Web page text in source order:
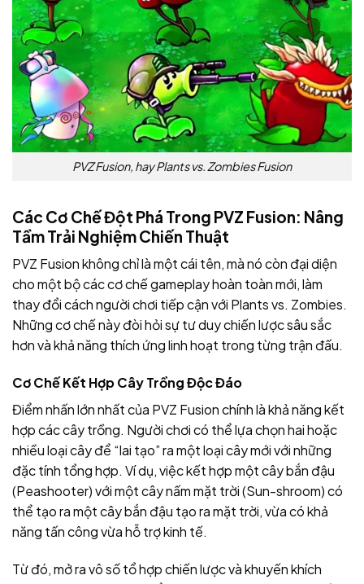
PVZ Fusion, hay Plants vs. Zombies Fusion
Các Cơ Chế Đột Phá Trong PVZ Fusion: Nâng
Tầm Trải Nghiệm Chiến Thuật
PVZ Fusion không chỉ là một cái tên, mà nó còn đại diện
cho một bộ các cơ chế gameplay hoàn toàn mới, làm
thay đổi cách người chơi tiếp cận với Plants vs. Zombies.
Những cơ chế này đòi hỏi sự tư duy chiến lược sâu sắc
hơn và khả năng thích ứng linh hoạt trong từng trận đấu.
Cơ Chế Kết Hợp Cây Trồng Độc Đáo
Điểm nhấn lớn nhất của PVZ Fusion chính là khả năng kết
hợp các cây trồng. Người chơi có thể lựa chọn hai hoặc
nhiều loại cây để “lai tạo” ra một loại cây mới với những
đặc tính tổng hợp. Ví dụ, việc kết hợp một cây bắn đậu
(Peashooter) với một cây nấm mặt trời (Sun-shroom) có
thể tạo ra một cây bắn đậu tạo ra mặt trời, vừa có khả
năng tấn công vừa hỗ trợ kinh tế.
Từ đó, mở ra vô số tổ hợp chiến lược và khuyến khích